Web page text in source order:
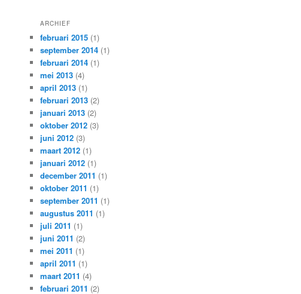
ARCHIEF
februari 2015 (1)
september 2014 (1)
februari 2014 (1)
mei 2013 (4)
april 2013 (1)
februari 2013 (2)
januari 2013 (2)
oktober 2012 (3)
juni 2012 (3)
maart 2012 (1)
januari 2012 (1)
december 2011 (1)
oktober 2011 (1)
september 2011 (1)
augustus 2011 (1)
juli 2011 (1)
juni 2011 (2)
mei 2011 (1)
april 2011 (1)
maart 2011 (4)
februari 2011 (2)